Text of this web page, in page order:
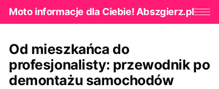
Moto informacje dla Ciebie! Abszgierz.pl
Od mieszkańca do
profesjonalisty: przewodnik po
demontażu samochodów